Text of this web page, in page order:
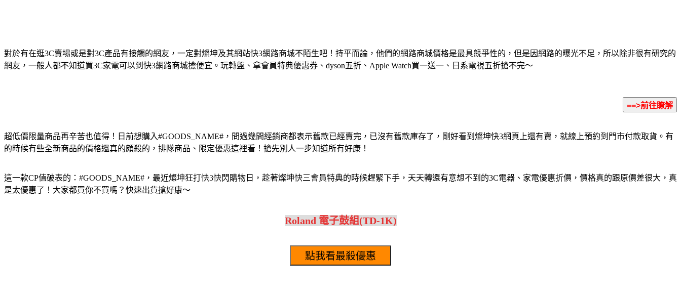
對於有在逛3C賣場或是對3C產品有接觸的網友，一定對燦坤及其網站快3網路商城不陌生吧！持平而論，他們的網路商城價格是最具競爭性的，但是因網路的曝光不足，所以除非很有研究的
網友，一般人都不知道買3C家電可以到快3網路商城撿便宜。玩轉盤、拿會員特典優惠券、dyson五折、Apple Watch買一送一、日系電視五折搶不完～
超低價限量商品再辛苦也值得！日前想購入#GOODS_NAME#，問過幾間經銷商都表示舊款已經賣完，已沒有舊款庫存了，剛好看到燦坤快3網頁上還有賣，就線上預約到門市付款取貨。有
的時候有些全新商品的價格還真的頗殺的，排隊商品、限定優惠這裡看！搶先別人一步知道所有好康！
這一款CP值破表的：#GOODS_NAME#，最近燦坤狂打快3快閃購物日，趁著燦坤快三會員特典的時候趕緊下手，天天轉還有意想不到的3C電器、家電優惠折價，價格真的跟原價差很大，真
是太優惠了！大家都買你不買嗎？快速出貨搶好康～
Roland 電子鼓組(TD-1K)